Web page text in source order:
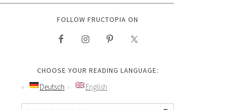
FOLLOW FRUCTOPIA ON
CHOOSE YOUR READING LANGUAGE:
Deutsch English